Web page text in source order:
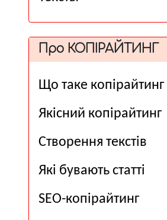
Про КОПІРАЙТИНГ
Що таке копірайтинг
Якісний копірайтинг
Створення текстів
Які бувають статті
SEO-копірайтинг